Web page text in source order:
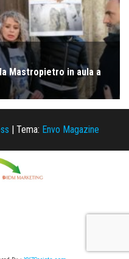
| Tema: Envo Magazine